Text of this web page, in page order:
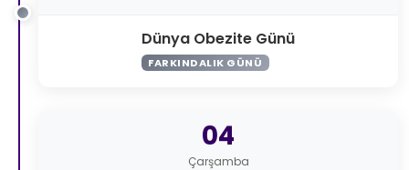
Dünya Obezite Günü
FARKINDALIK GÜNÜ
04
Çarşamba